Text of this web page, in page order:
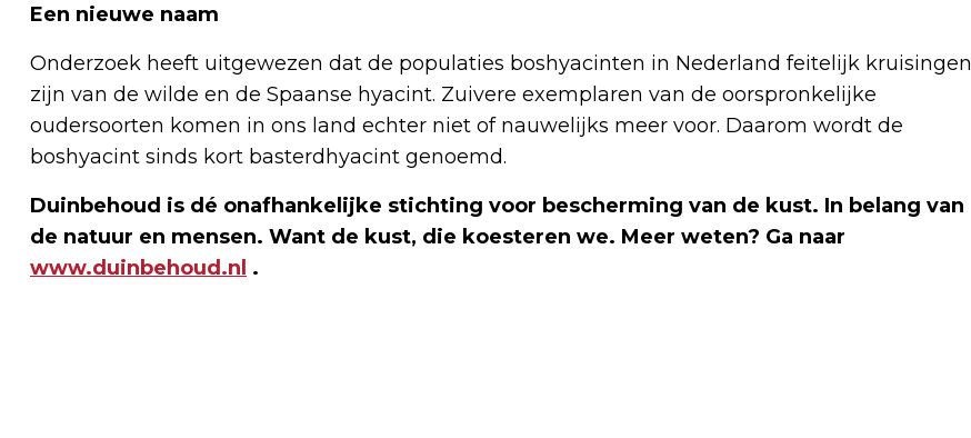
Een nieuwe naam
Onderzoek heeft uitgewezen dat de populaties boshyacinten in Nederland feitelijk kruisingen
zijn van de wilde en de Spaanse hyacint. Zuivere exemplaren van de oorspronkelijke
oudersoorten komen in ons land echter niet of nauwelijks meer voor. Daarom wordt de
boshyacint sinds kort basterdhyacint genoemd.
Duinbehoud is dé onafhankelijke stichting voor bescherming van de kust. In belang van
de natuur en mensen. Want de kust, die koesteren we. Meer weten? Ga naar
www.duinbehoud.nl .